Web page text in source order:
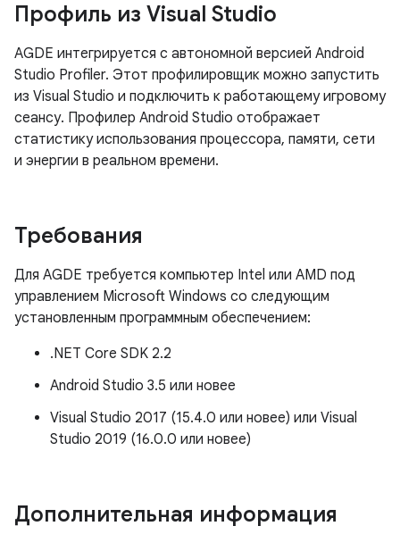
Профиль из Visual Studio
AGDE интегрируется с автономной версией Android
Studio Profiler. Этот профилировщик можно запустить
из Visual Studio и подключить к работающему игровому
сеансу. Профилер Android Studio отображает
статистику использования процессора, памяти, сети
и энергии в реальном времени.
Требования
Для AGDE требуется компьютер Intel или AMD под
управлением Microsoft Windows со следующим
установленным программным обеспечением:
.NET Core SDK 2.2
Android Studio 3.5 или новее
Visual Studio 2017 (15.4.0 или новее) или Visual
Studio 2019 (16.0.0 или новее)
Дополнительная информация